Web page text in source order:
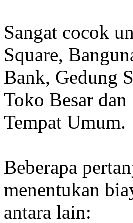
Sangat cocok
Square,
Bank, Gedung
Toko Besar dan
Tempat Umum.
Beberapa
menentukan
antara lain: